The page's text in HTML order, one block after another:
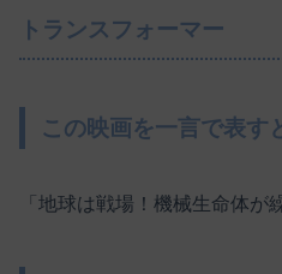
トランスフォーマー
この映画を一言で表す
「地球は戦場！機械生命体が